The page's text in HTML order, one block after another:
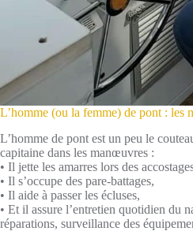
L’homme (ou la femme) de pont : les
L’homme de pont est un peu le
capitaine dans les manœuvres :
• Il jette les amarres lors des
• Il s’occupe des pare-battages,
• Il aide à passer les écluses,
• Et il assure l’entretien quotidien du
réparations, surveillance des